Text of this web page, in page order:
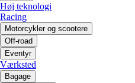
Høj teknologi
Racing
Motorcykler og scootere
Off-road
Eventyr
Værksted
Bagage